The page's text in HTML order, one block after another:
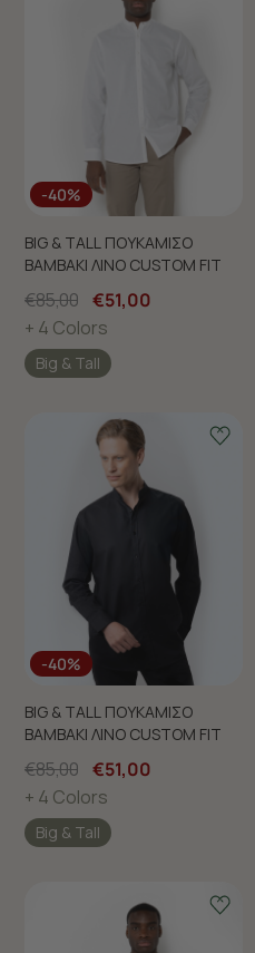
-40%
BIG & TALL ΠΟΥΚΑΜΙΣΟ
ΒΑΜΒΑΚΙ ΛΙΝΟ CUSTOM FIT
€85,00 €51,00
+ 4 Colors
Big & Tall
-40%
BIG & TALL ΠΟΥΚΑΜΙΣΟ
ΒΑΜΒΑΚΙ ΛΙΝΟ CUSTOM FIT
€85,00 €51,00
+ 4 Colors
Big & Tall